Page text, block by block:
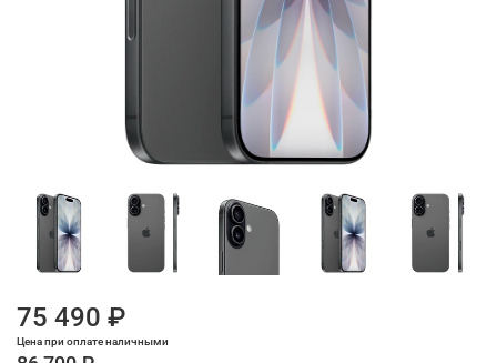
75 490 ₽
Цена при оплате наличными